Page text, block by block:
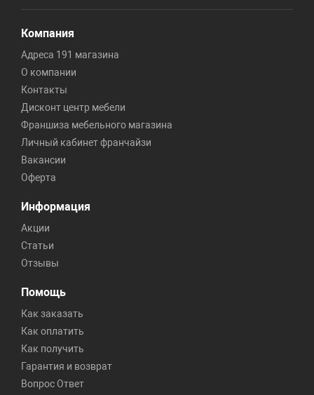
Компания
Адреса 191 магазина
О компании
Контакты
Дисконт центр мебели
Франшиза мебельного магазина
Личный кабинет франчайзи
Вакансии
Оферта
Информация
Акции
Статьи
Отзывы
Помощь
Как заказать
Как оплатить
Как получить
Гарантия и возврат
Вопрос Ответ